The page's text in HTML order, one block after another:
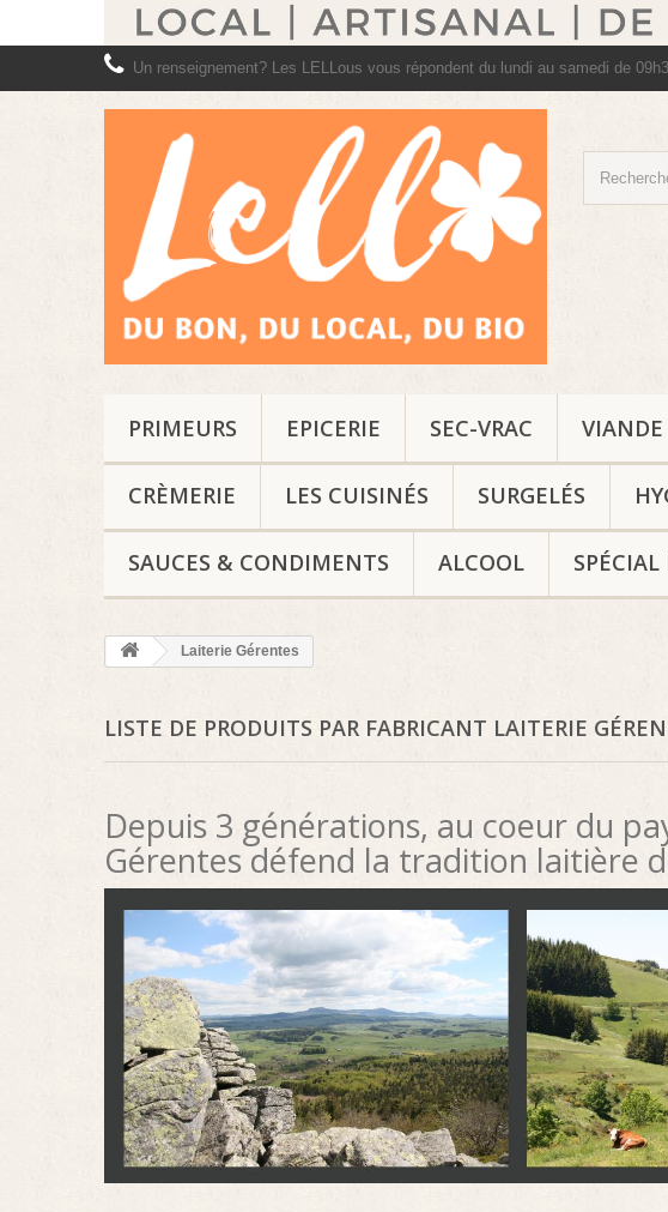
Un renseignement? Les LELLous vous répondent du lundi au samedi de
PRIMEURS EPICERIE SEC-VRAC VIANDE
CRÈMERIE LES CUISINÉS SURGELÉS
SAUCES & CONDIMENTS ALCOOL SPÉCIAL
Laiterie Gérentes
LISTE DE PRODUITS PAR FABRICANT LAITERIE
Depuis 3 générations, au coeur du
Gérentes défend la tradition laitière